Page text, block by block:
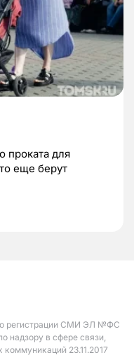
проката для
еще берут
регистрации СМИ ЭЛ №ФС
надзору в сфере связи,
23.11.2017